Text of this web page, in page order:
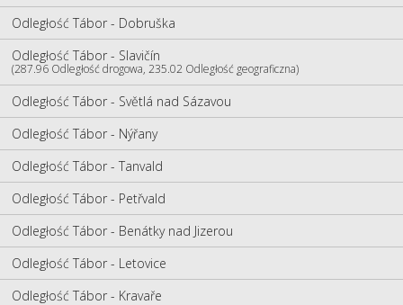
Odległość Tábor - Dobruška
Odległość Tábor - Slavičín
(287.96 Odległość drogowa, 235.02 Odległość geograficzna)
Odległość Tábor - Světlá nad Sázavou
Odległość Tábor - Nýřany
Odległość Tábor - Tanvald
Odległość Tábor - Petřvald
Odległość Tábor - Benátky nad Jizerou
Odległość Tábor - Letovice
Odległość Tábor - Kravaře